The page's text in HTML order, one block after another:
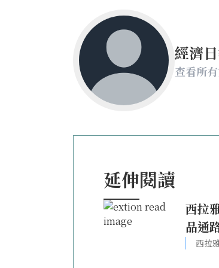
經濟
查看所
延伸閱讀
西拉
品通
西拉